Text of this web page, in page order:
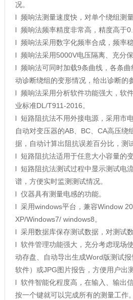
况。
l 频响法测量速度快，对单个绕组测
l 频响法频率精度非常高，精度高于
l 频响法采用数字化频率合成，频率稳
l 频响法采用5000V电压隔离、充分保
l 频响法可同时加载9条曲线，各条曲
动诊断绕组的变形情况，给出诊断的
l 频响法采用分析软件功能强大，软
业标准DL/T911-2016。
l 短路阻抗法不用外接电源，采用市
自动对变压器的AB、BC、CA高压绕
据，自动计算出阻抗误差百分比，测
l 短路阻抗法适用于任意大小容量的
l 短路阻抗法测试过程中显示测试电
谱，方便实时监测测试情况。
l 仪器具有测量电感的功能。
l 采用windows平台，兼容Window
XP/Windows7/ windows8。
l 采用数据库保存测试数据，对测试
l 软件管理功能强大，充分考虑现场
动存盘、自动导出生成Word版测试
软件）或JPG图片报告，方便用户出
l 软件智能化程度高，在输入、输出
按一个键就可以完成所有的测量工作。